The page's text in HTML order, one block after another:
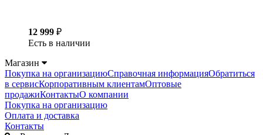
12 999 ₽
Есть в наличии
Магазин
Покупка на организациюСправочная информацияОбратиться
в сервисКорпоративным клиентамОптовые
продажиКонтактыО компании
Покупка на организацию
Оплата и доставка
Контакты